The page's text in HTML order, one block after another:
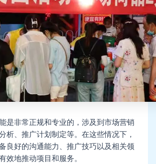
是非常正规和专业的，涉及到市场营销
析、推广计划制定等。在这些情况下，
良好的沟通能力、推广技巧以及相关领
效地推动项目和服务。